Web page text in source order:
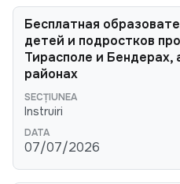
Бесплатная
детей и подростков
Тирасполе и Бендерах,
районах
Instruiri
07/07/2026